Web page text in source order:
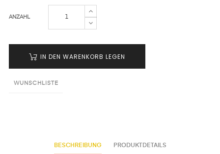
ANZAHL
IN DEN WARENKORB LEGEN
WUNSCHLISTE
BESCHREIBUNG PRODUKTDETAILS